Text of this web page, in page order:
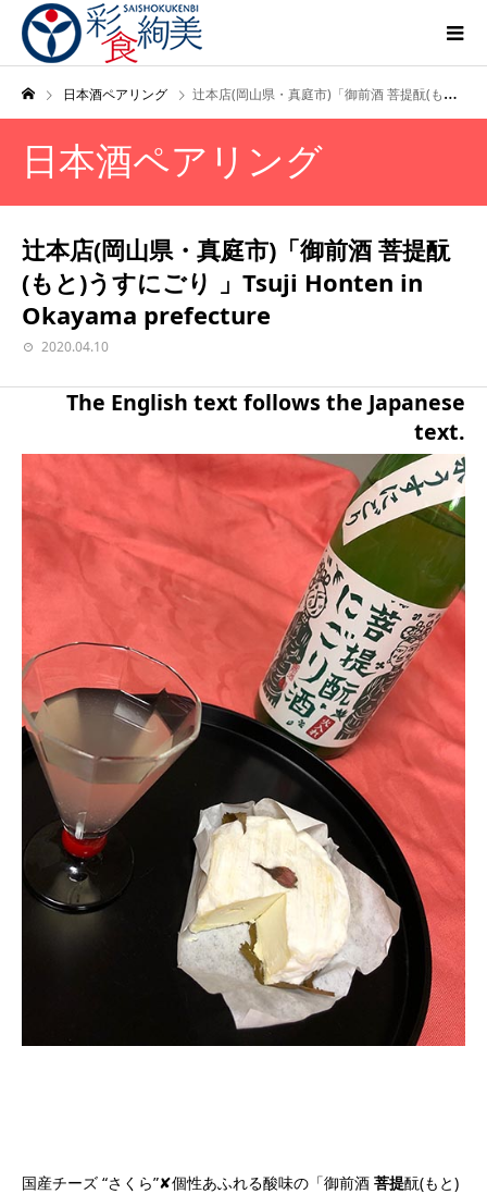
日本酒ペアリング 辻本店(岡山県・真庭市)「御前酒 菩提酛(もと)うすにごり 」Tsuji Honten in Okayama prefecture
日本酒ペアリング
辻本店(岡山県・真庭市)「御前酒 菩提酛
(もと)うすにごり 」Tsuji Honten in
Okayama prefecture
2020.04.10
The English text follows the Japanese
text.
国産チーズ “さくら”✘個性あふれる酸味の「御前酒 菩提酛(もと)